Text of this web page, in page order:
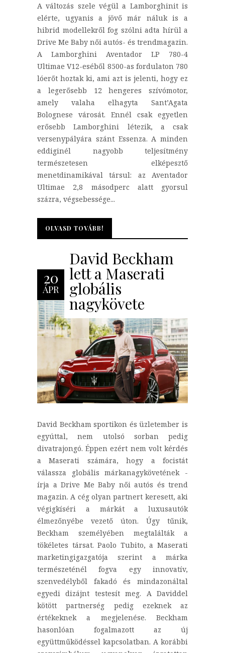
A változás szele végül a Lamborghinit is
elérte, ugyanis a jövő már náluk is a
hibrid modellekről fog szólni adta hírül a
Drive Me Baby női autós- és trendmagazin.
A Lamborghini Aventador LP 780-4
Ultimae V12-eséből 8500-as fordulaton 780
lóerőt hoztak ki, ami azt is jelenti, hogy ez
a legerősebb 12 hengeres szívómotor,
amely valaha elhagyta Sant’Agata
Bolognese városát. Ennél csak egyetlen
erősebb Lamborghini létezik, a csak
versenypályára szánt Essenza. A minden
eddiginél nagyobb teljesítmény
természetesen elképesztő
menetdinamikával társul: az Aventador
Ultimae 2,8 másodperc alatt gyorsul
százra, végsebessége...
OLVASD TOVÁBB!
OLVASD TOVÁBB!
20
ÁPR
David Beckham
lett a Maserati
globális
nagykövete
David Beckham sportikon és üzletember is
egyúttal, nem utolsó sorban pedig
divatrajongó. Éppen ezért nem volt kérdés
a Maserati számára, hogy a focistát
válassza globális márkanagykövetének -
írja a Drive Me Baby női autós és trend
magazin. A cég olyan partnert keresett, aki
végigkíséri a márkát a luxusautók
élmezőnyébe vezető úton. Úgy tűnik,
Beckham személyében megtalálták a
tökéletes társat. Paolo Tubito, a Maserati
marketingigazgatója szerint a márka
természeténél fogva egy innovatív,
szenvedélyből fakadó és mindazonáltal
egyedi dizájnt testesít meg. A Daviddel
kötött partnerség pedig ezeknek az
értékeknek a megjelenése. Beckham
hasonlóan fogalmazott az új
együttműködéssel kapcsolatban. A korábbi